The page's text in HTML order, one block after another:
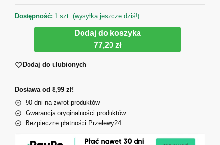
Dostępność: 1 szt. (wysyłka jeszcze dziś!)
Dodaj do koszyka
77,20 zł
Dodaj do ulubionych
Dostawa od 8,99 zł!
90 dni na zwrot produktów
Gwarancja oryginalności produktów
Bezpieczne płatności Przelewy24